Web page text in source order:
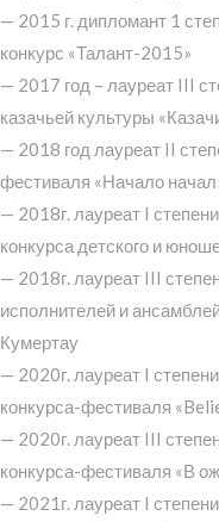
— 2015 г. дипломант 1
конкурс «Талант-2015»
— 2017 год – лауреат III
казачьей культуры
— 2018 год лауреат II
фестиваля «Начало
— 2018г. лауреат I
конкурса детского и
— 2018г. лауреат III
исполнителей и
Кумертау
— 2020г. лауреат I
конкурса-фестиваля
— 2020г. лауреат III
конкурса-фестиваля «В
— 2021г. лауреат I